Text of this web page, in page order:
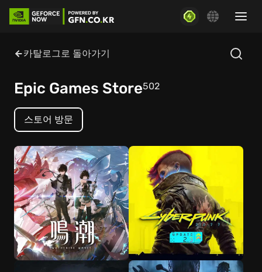
카탈로그로 돌아가기
Epic Games Store502
스토어 방문